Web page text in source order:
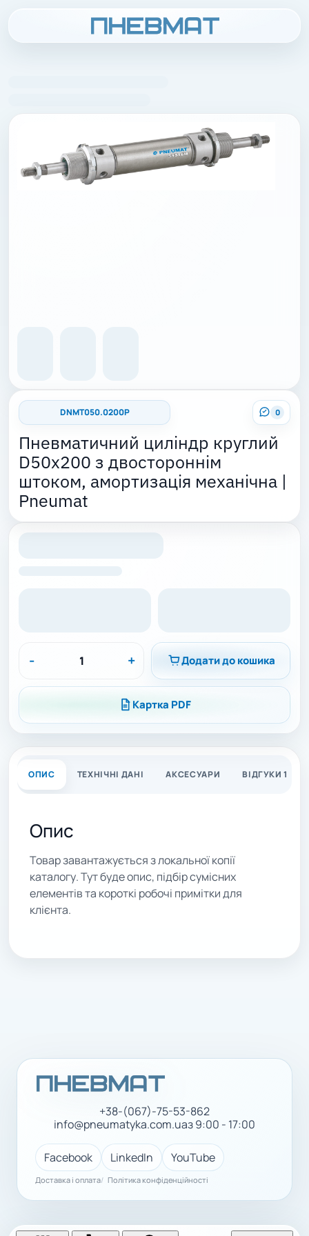
0
DNMT050.0200P
Пневматичний циліндр круглий
D50x200 з двостороннім
штоком, амортизація механічна |
Pneumat
- + Додати до кошика
Картка PDF
ОПИС ТЕХНІЧНІ ДАНІ АКСЕСУАРИ ВІДГУКИ 1
Опис
Товар завантажується з локальної копії
каталогу. Тут буде опис, підбір сумісних
елементів та короткі робочі примітки для
клієнта.
+38-(067)-75-53-862
info@pneumatyka.com.uaз 9:00 - 17:00
Facebook LinkedIn YouTube
Доставка і оплата Політика конфіденційності